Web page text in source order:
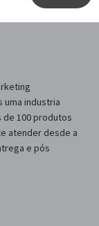
uma industria
100 produtos
atender desde a
e pós